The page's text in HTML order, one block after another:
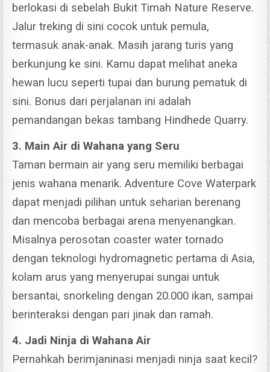
berlokasi di sebelah Bukit Timah Nature Reserve.
Jalur treking di sini cocok untuk pemula,
termasuk anak-anak. Masih jarang turis yang
berkunjung ke sini. Kamu dapat melihat aneka
hewan lucu seperti tupai dan burung pematuk di
sini. Bonus dari perjalanan ini adalah
pemandangan bekas tambang Hindhede Quarry.
3. Main Air di Wahana yang Seru
Taman bermain air yang seru memiliki berbagai
jenis wahana menarik. Adventure Cove Waterpark
dapat menjadi pilihan untuk seharian berenang
dan mencoba berbagai arena menyenangkan.
Misalnya perosotan coaster water tornado
dengan teknologi hydromagnetic pertama di Asia,
kolam arus yang menyerupai sungai untuk
bersantai, snorkeling dengan 20.000 ikan, sampai
berinteraksi dengan pari jinak dan ramah.
4. Jadi Ninja di Wahana Air
Pernahkah berimjaninasi menjadi ninja saat kecil?